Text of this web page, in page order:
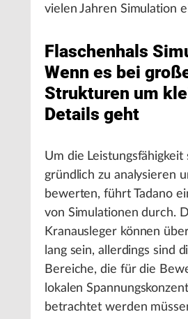
vielen Jahren Simulation
Flaschenhals
Wenn es bei
Strukturen um
Details geht
Um die Leistungsfähigkeit
gründlich zu analysieren
bewerten, führt Tadano
von Simulationen durch.
Kranausleger können
lang sein, allerdings sind
Bereiche, die für die
lokalen
betrachtet werden